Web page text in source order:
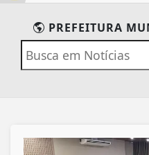
PREFEITURA